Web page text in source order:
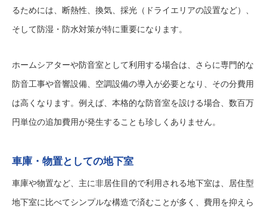
るためには、断熱性、換気、採光（ドライエリアの設置など）、
そして防湿・防水対策が特に重要になります。
ホームシアターや防音室として利用する場合は、さらに専門的な
防音工事や音響設備、空調設備の導入が必要となり、その分費用
は高くなります。例えば、本格的な防音室を設ける場合、数百万
円単位の追加費用が発生することも珍しくありません。
車庫・物置としての地下室
車庫や物置など、主に非居住目的で利用される地下室は、居住型
地下室に比べてシンプルな構造で済むことが多く、費用を抑えら